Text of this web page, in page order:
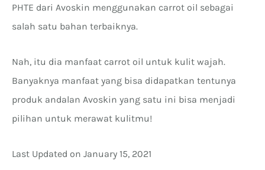
PHTE dari Avoskin menggunakan carrot oil sebagai
salah satu bahan terbaiknya.
Nah, itu dia manfaat carrot oil untuk kulit wajah.
Banyaknya manfaat yang bisa didapatkan tentunya
produk andalan Avoskin yang satu ini bisa menjadi
pilihan untuk merawat kulitmu!
Last Updated on January 15, 2021